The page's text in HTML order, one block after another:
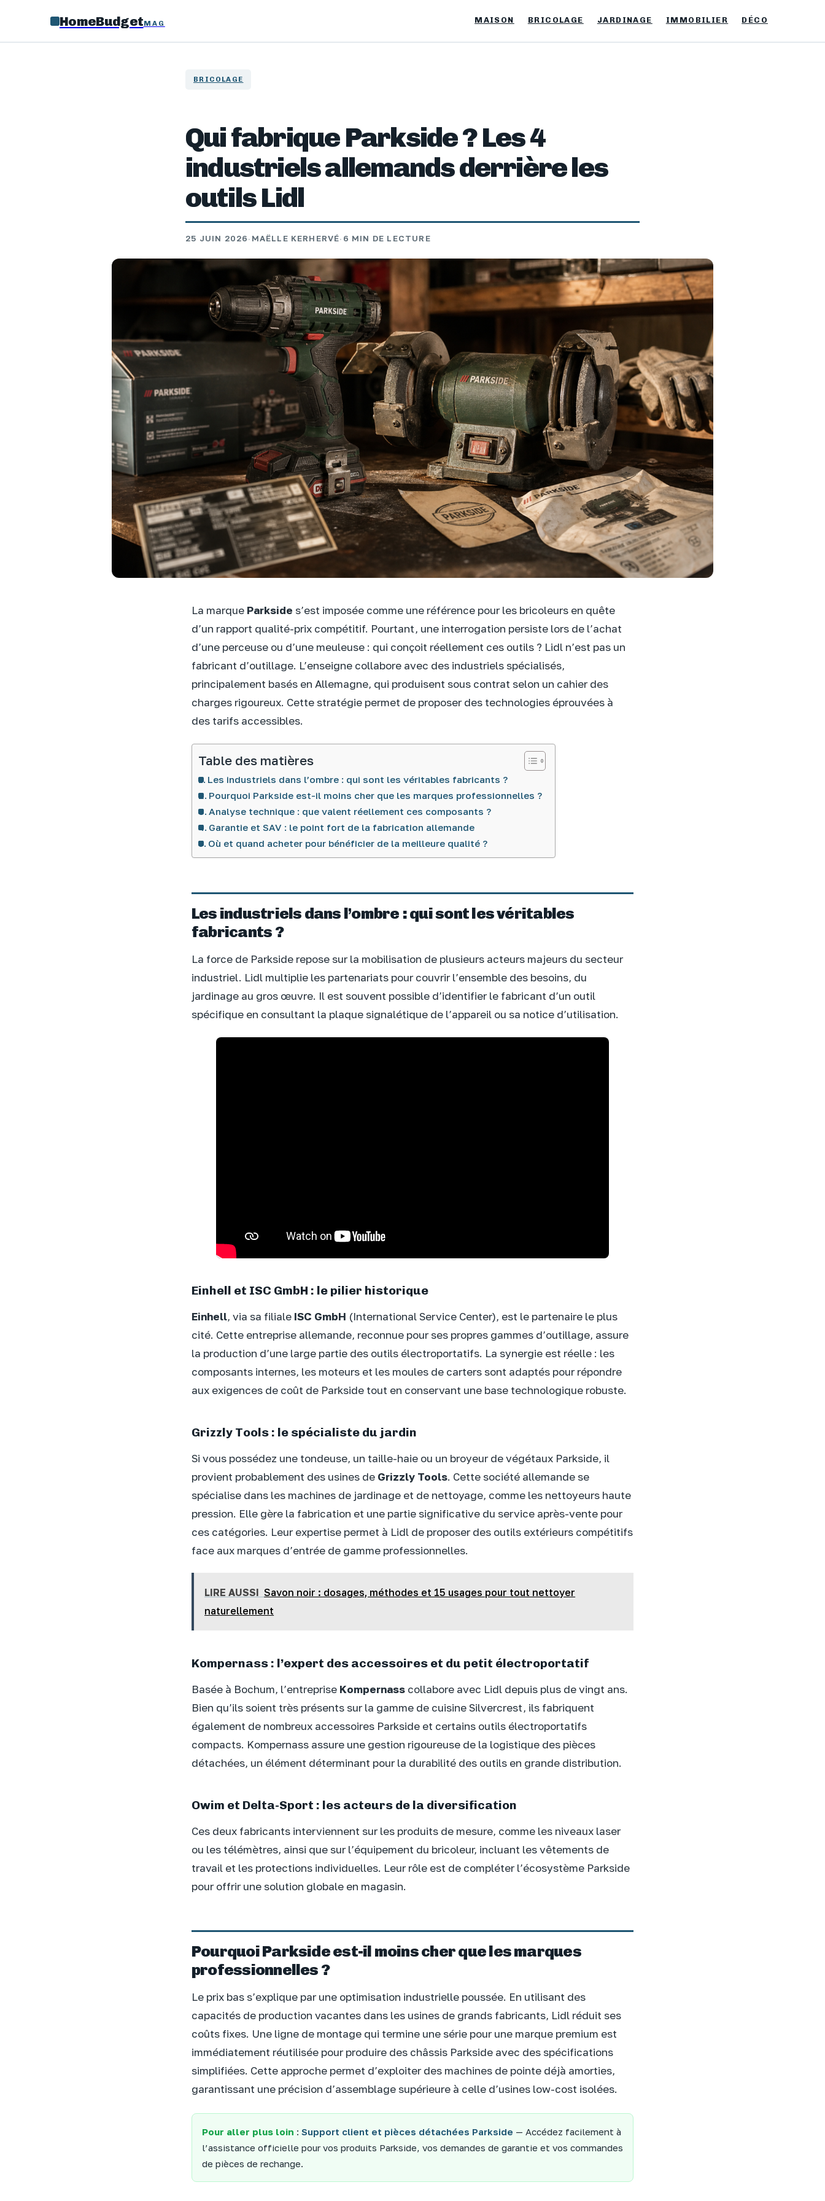
HomeBudgetMAG MAISON BRICOLAGE JARDINAGE IMMOBILIER DÉCO
BRICOLAGE
Qui fabrique Parkside ? Les 4
industriels allemands derrière les
outils Lidl
25 JUIN 2026· MAËLLE KERHERVÉ· 6 MIN DE LECTURE
La marque Parkside s’est imposée comme une référence pour les bricoleurs en quête
d’un rapport qualité-prix compétitif. Pourtant, une interrogation persiste lors de l’achat
d’une perceuse ou d’une meuleuse : qui conçoit réellement ces outils ? Lidl n’est pas un
fabricant d’outillage. L’enseigne collabore avec des industriels spécialisés,
principalement basés en Allemagne, qui produisent sous contrat selon un cahier des
charges rigoureux. Cette stratégie permet de proposer des technologies éprouvées à
des tarifs accessibles.
Table des matières
Les industriels dans l’ombre : qui sont les véritables fabricants ?
Pourquoi Parkside est-il moins cher que les marques professionnelles ?
Analyse technique : que valent réellement ces composants ?
Garantie et SAV : le point fort de la fabrication allemande
Où et quand acheter pour bénéficier de la meilleure qualité ?
Les industriels dans l’ombre : qui sont les véritables
fabricants ?
La force de Parkside repose sur la mobilisation de plusieurs acteurs majeurs du secteur
industriel. Lidl multiplie les partenariats pour couvrir l’ensemble des besoins, du
jardinage au gros œuvre. Il est souvent possible d’identifier le fabricant d’un outil
spécifique en consultant la plaque signalétique de l’appareil ou sa notice d’utilisation.
Einhell et ISC GmbH : le pilier historique
Einhell, via sa filiale ISC GmbH (International Service Center), est le partenaire le plus
cité. Cette entreprise allemande, reconnue pour ses propres gammes d’outillage, assure
la production d’une large partie des outils électroportatifs. La synergie est réelle : les
composants internes, les moteurs et les moules de carters sont adaptés pour répondre
aux exigences de coût de Parkside tout en conservant une base technologique robuste.
Grizzly Tools : le spécialiste du jardin
Si vous possédez une tondeuse, un taille-haie ou un broyeur de végétaux Parkside, il
provient probablement des usines de Grizzly Tools. Cette société allemande se
spécialise dans les machines de jardinage et de nettoyage, comme les nettoyeurs haute
pression. Elle gère la fabrication et une partie significative du service après-vente pour
ces catégories. Leur expertise permet à Lidl de proposer des outils extérieurs compétitifs
face aux marques d’entrée de gamme professionnelles.
LIRE AUSSI Savon noir : dosages, méthodes et 15 usages pour tout nettoyer
naturellement
Kompernass : l’expert des accessoires et du petit électroportatif
Basée à Bochum, l’entreprise Kompernass collabore avec Lidl depuis plus de vingt ans.
Bien qu’ils soient très présents sur la gamme de cuisine Silvercrest, ils fabriquent
également de nombreux accessoires Parkside et certains outils électroportatifs
compacts. Kompernass assure une gestion rigoureuse de la logistique des pièces
détachées, un élément déterminant pour la durabilité des outils en grande distribution.
Owim et Delta-Sport : les acteurs de la diversification
Ces deux fabricants interviennent sur les produits de mesure, comme les niveaux laser
ou les télémètres, ainsi que sur l’équipement du bricoleur, incluant les vêtements de
travail et les protections individuelles. Leur rôle est de compléter l’écosystème Parkside
pour offrir une solution globale en magasin.
Pourquoi Parkside est-il moins cher que les marques
professionnelles ?
Le prix bas s’explique par une optimisation industrielle poussée. En utilisant des
capacités de production vacantes dans les usines de grands fabricants, Lidl réduit ses
coûts fixes. Une ligne de montage qui termine une série pour une marque premium est
immédiatement réutilisée pour produire des châssis Parkside avec des spécifications
simplifiées. Cette approche permet d’exploiter des machines de pointe déjà amorties,
garantissant une précision d’assemblage supérieure à celle d’usines low-cost isolées.
Pour aller plus loin : Support client et pièces détachées Parkside — Accédez facilement à
l’assistance officielle pour vos produits Parkside, vos demandes de garantie et vos commandes
de pièces de rechange.